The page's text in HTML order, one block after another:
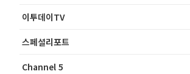
이투데이TV
스페셜리포트
Channel 5